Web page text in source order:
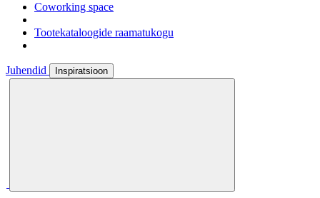
Coworking space
Tootekataloogide raamatukogu
Juhendid Inspiratsioon